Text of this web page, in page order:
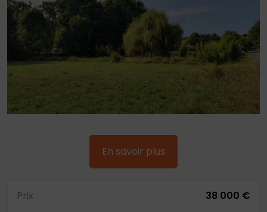
En savoir plus
Prix
38 000 €